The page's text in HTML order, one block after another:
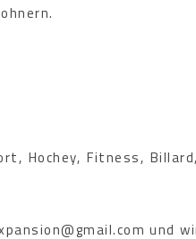
Hochey, Fitness,
und